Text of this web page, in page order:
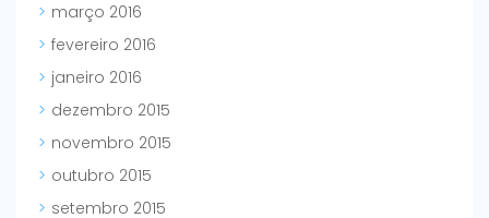
março 2016
fevereiro 2016
janeiro 2016
dezembro 2015
novembro 2015
outubro 2015
setembro 2015